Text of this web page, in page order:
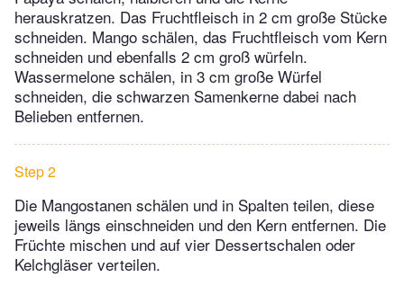
herauskratzen. Das Fruchtfleisch in 2 cm große Stücke
schneiden. Mango schälen, das Fruchtfleisch vom Kern
schneiden und ebenfalls 2 cm groß würfeln.
Wassermelone schälen, in 3 cm große Würfel
schneiden, die schwarzen Samenkerne dabei nach
Belieben entfernen.
Step 2
Die Mangostanen schälen und in Spalten teilen, diese
jeweils längs einschneiden und den Kern entfernen. Die
Früchte mischen und auf vier Dessertschalen oder
Kelchgläser verteilen.